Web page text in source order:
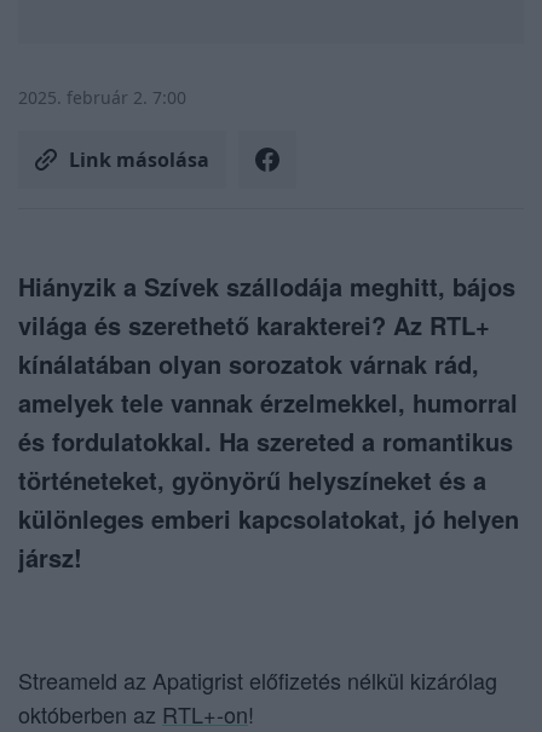
2025. február 2. 7:00
Link másolása
Hiányzik a Szívek szállodája meghitt, bájos
világa és szerethető karakterei? Az RTL+
kínálatában olyan sorozatok várnak rád,
amelyek tele vannak érzelmekkel, humorral
és fordulatokkal. Ha szereted a romantikus
történeteket, gyönyörű helyszíneket és a
különleges emberi kapcsolatokat, jó helyen
jársz!
Streameld az Apatigrist előfizetés nélkül kizárólag
októberben az RTL+-on!